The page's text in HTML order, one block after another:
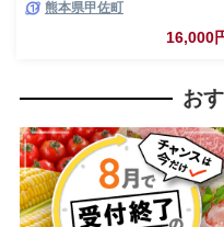
米 訳あり 厳選 マイスター 生活
応援 ひのひかり 森のくまさん
おすすめ 熊本県 甲佐町【価格
熊本県甲佐町
16,000
お